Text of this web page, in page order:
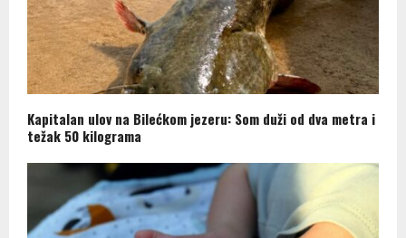
Kapitalan ulov na Bilećkom jezeru: Som duži od dva metra i
težak 50 kilograma